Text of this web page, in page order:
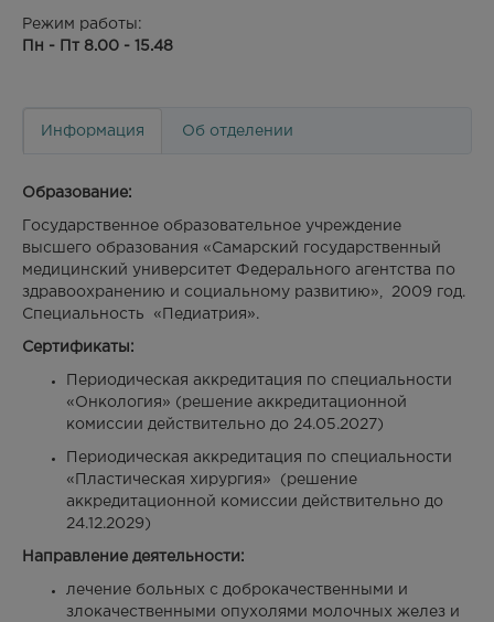
Режим работы:
Пн - Пт 8.00 - 15.48
Информация Об отделении
Образование:
Государственное образовательное учреждение
высшего образования «Самарский государственный
медицинский университет Федерального агентства по
здравоохранению и социальному развитию», 2009 год.
Специальность «Педиатрия».
Сертификаты:
Периодическая аккредитация по специальности
«Онкология» (решение аккредитационной
комиссии действительно до 24.05.2027)
Периодическая аккредитация по специальности
«Пластическая хирургия» (решение
аккредитационной комиссии действительно до
24.12.2029)
Направление деятельности:
лечение больных с доброкачественными и
злокачественными опухолями молочных желез и